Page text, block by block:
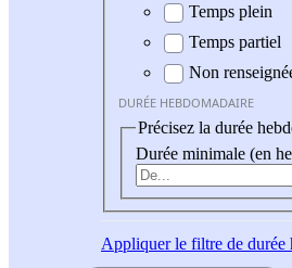
Durée hebdomadaire
Temps plein
Temps partiel
Non
DURÉE HEBDOMADAIRE
Précisez la durée
Durée minimale (en
Appliquerle filtre de durée